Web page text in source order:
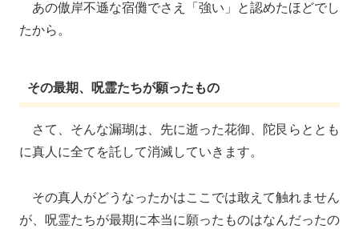
あの傲岸不遜な宿儺でさえ「強い」と認めたほどでし
たから。
その最期、呪霊たちが願ったもの
さて、そんな漏瑚は、先に逝った花御、陀艮らととも
に真人に全てを託して消滅していきます。
その真人がどうなったかはここでは敢えて触れません
が、呪霊たちが最期に本当に願ったものはなんだったの